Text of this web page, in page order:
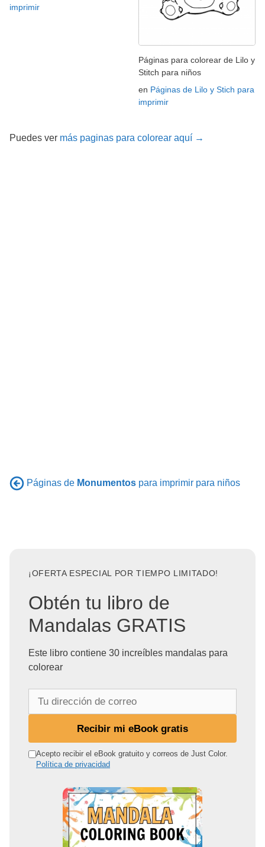
imprimir
Páginas para colorear de Lilo y
Stitch para niños
en Páginas de Lilo y Stich para
imprimir
Puedes ver más paginas para colorear aquí →
Páginas de Monumentos para imprimir para niños
¡OFERTA ESPECIAL POR TIEMPO LIMITADO!
Obtén tu libro de
Mandalas GRATIS
Este libro contiene 30 increíbles mandalas para
colorear
r
Recibir mi eBook gratis
Acepto recibir el eBook gratuito y correos de Just Color.
Política de privacidad